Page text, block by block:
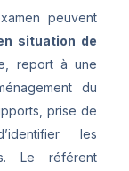
peuvent
situation de
report à une
du
prise de
les
Le référent